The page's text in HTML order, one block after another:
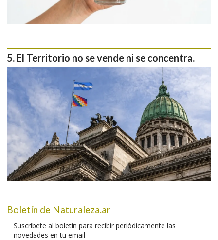
El Territorio no se vende ni se concentra.
Boletín de Naturaleza.ar
Suscríbete al boletín para recibir periódicamente las
novedades en tu email